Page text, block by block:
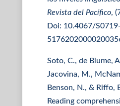
Revista del Pacífico,
Doi: 10.4067/S0719-
Soto, C., de Blume,
Jacovina, M.,
Benson, N., & Riffo,
Reading